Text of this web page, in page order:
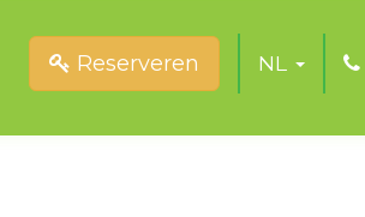
Reserveren NL